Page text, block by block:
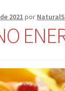
2021 por